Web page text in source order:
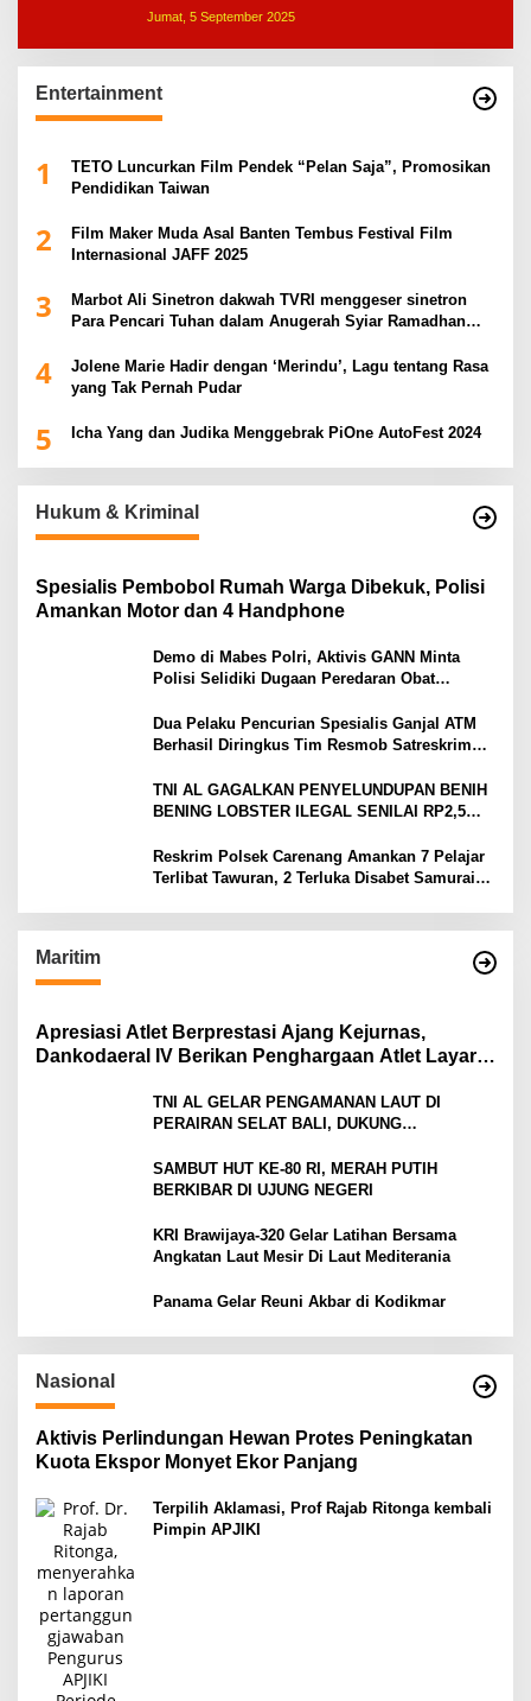
Jumat, 5 September 2025
Entertainment
1
TETO Luncurkan Film Pendek “Pelan Saja”, Promosikan
Pendidikan Taiwan
2
Film Maker Muda Asal Banten Tembus Festival Film
Internasional JAFF 2025
3
Marbot Ali Sinetron dakwah TVRI menggeser sinetron
Para Pencari Tuhan dalam Anugerah Syiar Ramadhan
4
Jolene Marie Hadir dengan ‘Merindu’, Lagu tentang Rasa
yang Tak Pernah Pudar
5 Icha Yang dan Judika Menggebrak PiOne AutoFest 2024
Hukum & Kriminal
Spesialis Pembobol Rumah Warga Dibekuk, Polisi
Amankan Motor dan 4 Handphone
Demo di Mabes Polri, Aktivis GANN Minta
Polisi Selidiki Dugaan Peredaran Obat
Dua Pelaku Pencurian Spesialis Ganjal ATM
Berhasil Diringkus Tim Resmob Satreskrim
TNI AL GAGALKAN PENYELUNDUPAN BENIH
BENING LOBSTER ILEGAL SENILAI RP2,5
Reskrim Polsek Carenang Amankan 7 Pelajar
Terlibat Tawuran, 2 Terluka Disabet Samurai
Maritim
Apresiasi Atlet Berprestasi Ajang Kejurnas,
Dankodaeral IV Berikan Penghargaan Atlet Layar
TNI AL GELAR PENGAMANAN LAUT DI
PERAIRAN SELAT BALI, DUKUNG
SAMBUT HUT KE-80 RI, MERAH PUTIH
BERKIBAR DI UJUNG NEGERI
KRI Brawijaya-320 Gelar Latihan Bersama
Angkatan Laut Mesir Di Laut Mediterania
Panama Gelar Reuni Akbar di Kodikmar
Nasional
Aktivis Perlindungan Hewan Protes Peningkatan
Kuota Ekspor Monyet Ekor Panjang
Terpilih Aklamasi, Prof Rajab Ritonga kembali
Pimpin APJIKI